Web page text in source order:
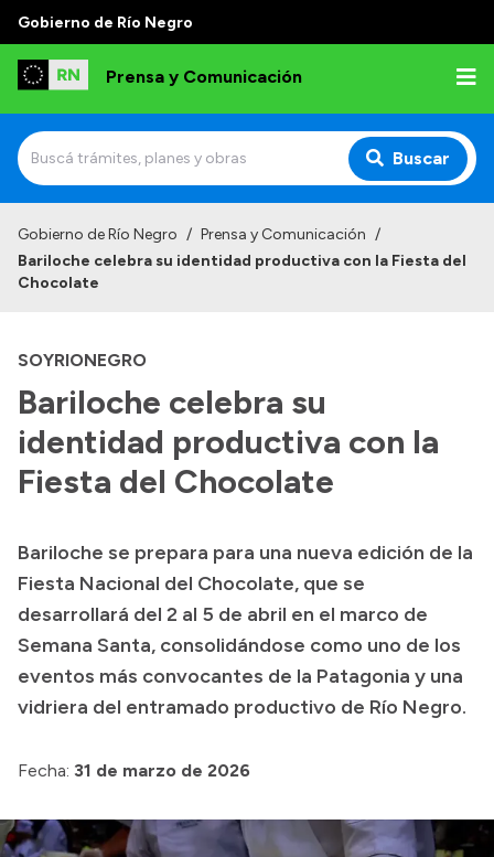
Gobierno de Río Negro
Prensa y Comunicación
Buscar
Institucional
Referentes de prensa
Archivo de noticias
Transparencia
Boletín Oficial
Compras y licitaciones
Consulta de expedientes
Consulta de pago a proveedores
Convocatorias
Gobierno de Río Negro / Prensa y Comunicación /
Bariloche celebra su identidad productiva con la Fiesta del
Chocolate
SOYRIONEGRO
Bariloche celebra su
identidad productiva con la
Fiesta del Chocolate
Bariloche se prepara para una nueva edición de la
Fiesta Nacional del Chocolate, que se
desarrollará del 2 al 5 de abril en el marco de
Semana Santa, consolidándose como uno de los
eventos más convocantes de la Patagonia y una
vidriera del entramado productivo de Río Negro.
Fecha: 31 de marzo de 2026